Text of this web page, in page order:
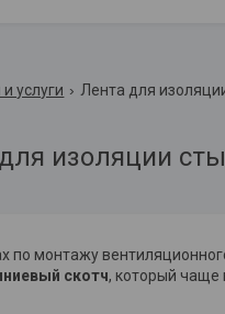
услуги Лента для
изоляции
по монтажу
скотч, который чаще